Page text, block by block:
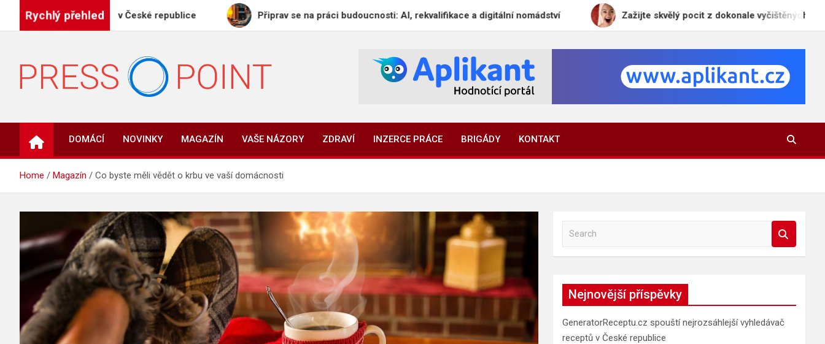
Rychlý přehled
receptů v České republice Připrav se na práci budoucnosti: AI, rekvalifikace a digitální nomádství Zažijte skvělý pocit z dokonale vyčištěných zubů díky
DOMÁCÍ NOVINKY MAGAZÍN VAŠE NÁZORY ZDRAVÍ INZERCE PRÁCE BRIGÁDY KONTAKT
Home Magazín Co byste měli vědět o krbu ve vaší domácnosti
a
h
Nejnovější příspěvky
GeneratorReceptu.cz spouští nejrozsáhlejší vyhledávač
receptů v České republice